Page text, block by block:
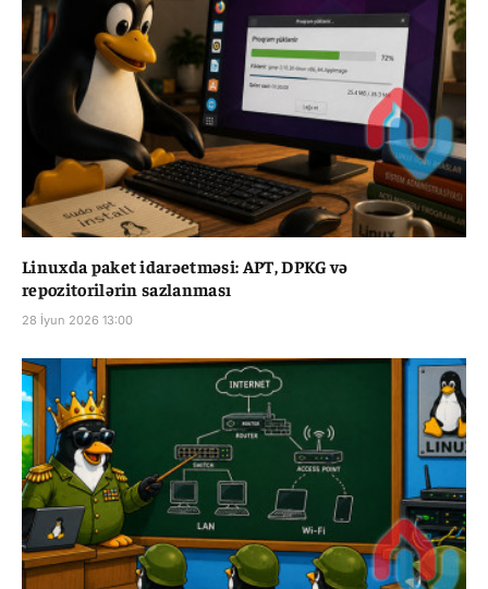
Linuxda paket idarəetməsi: APT, DPKG və
repozitorilərin sazlanması
28 İyun 2026 13:00